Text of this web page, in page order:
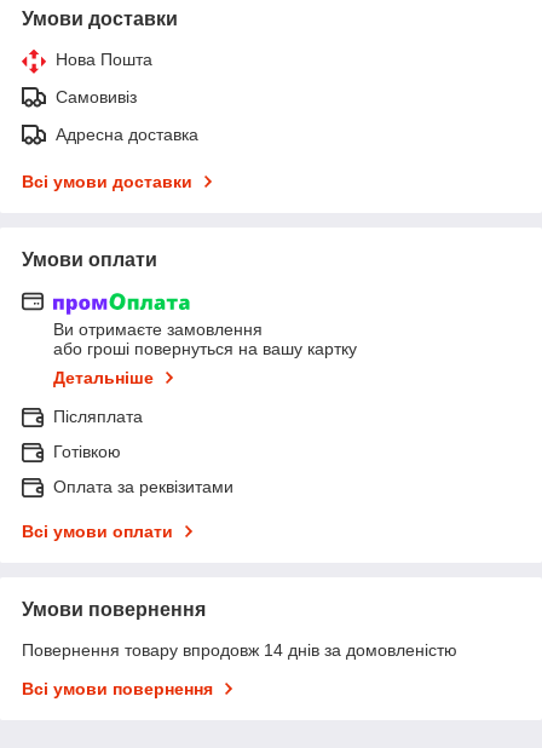
Умови доставки
Нова Пошта
Самовивіз
Адресна доставка
Всі умови доставки
Умови оплати
Ви отримаєте замовлення
або гроші повернуться на вашу картку
Детальніше
Післяплата
Готівкою
Оплата за реквізитами
Всі умови оплати
Умови повернення
Повернення товару впродовж 14 днів за домовленістю
Всі умови повернення